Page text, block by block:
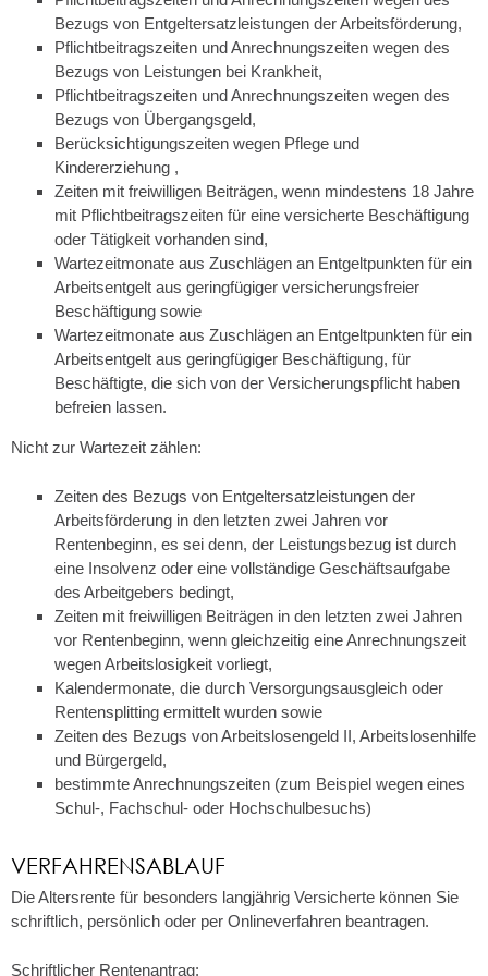
Bezugs von Entgeltersatzleistungen der Arbeitsförderung,
Pflichtbeitragszeiten und Anrechnungszeiten wegen des
Bezugs von Leistungen bei Krankheit,
Pflichtbeitragszeiten und Anrechnungszeiten wegen des
Bezugs von Übergangsgeld,
Berücksichtigungszeiten wegen Pflege und
Kindererziehung ,
Zeiten mit freiwilligen Beiträgen, wenn mindestens 18 Jahre
mit Pflichtbeitragszeiten für eine versicherte Beschäftigung
oder Tätigkeit vorhanden sind,
Wartezeitmonate aus Zuschlägen an Entgeltpunkten für ein
Arbeitsentgelt aus geringfügiger versicherungsfreier
Beschäftigung sowie
Wartezeitmonate aus Zuschlägen an Entgeltpunkten für ein
Arbeitsentgelt aus geringfügiger Beschäftigung, für
Beschäftigte, die sich von der Versicherungspflicht haben
befreien lassen.
Nicht zur Wartezeit zählen:
Zeiten des Bezugs von Entgeltersatzleistungen der
Arbeitsförderung in den letzten zwei Jahren vor
Rentenbeginn, es sei denn, der Leistungsbezug ist durch
eine Insolvenz oder eine vollständige Geschäftsaufgabe
des Arbeitgebers bedingt,
Zeiten mit freiwilligen Beiträgen in den letzten zwei Jahren
vor Rentenbeginn, wenn gleichzeitig eine Anrechnungszeit
wegen Arbeitslosigkeit vorliegt,
Kalendermonate, die durch Versorgungsausgleich oder
Rentensplitting ermittelt wurden sowie
Zeiten des Bezugs von Arbeitslosengeld II, Arbeitslosenhilfe
und Bürgergeld,
bestimmte Anrechnungszeiten (zum Beispiel wegen eines
Schul-, Fachschul- oder Hochschulbesuchs)
VERFAHRENSABLAUF
Die Altersrente für besonders langjährig Versicherte können Sie
schriftlich, persönlich oder per Onlineverfahren beantragen.
Schriftlicher Rentenantrag: